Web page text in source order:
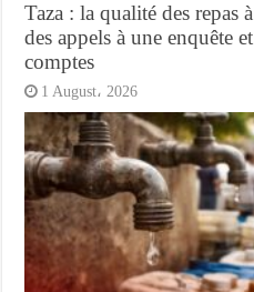
Taza : la qualité des repas
des appels à une enquête
comptes
1 August، 2026